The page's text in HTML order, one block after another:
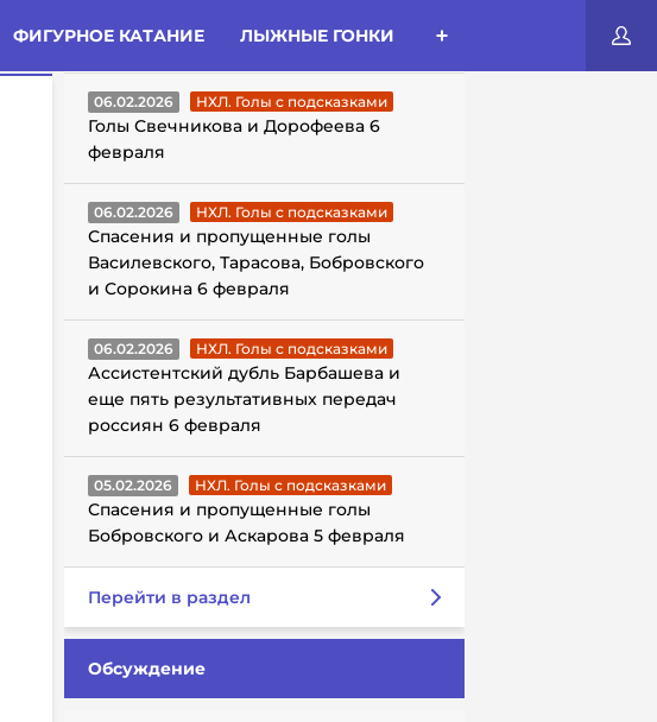
ФИГУРНОЕ КАТАНИЕ ЛЫЖНЫЕ ГОНКИ
ГОЛЫ С ПОДСКАЗКАМИ
06.02.2026 НХЛ. Голы с подсказками
Голы Свечникова и Дорофеева 6
февраля
06.02.2026 НХЛ. Голы с подсказками
Спасения и пропущенные голы
Василевского, Тарасова, Бобровского
и Сорокина 6 февраля
06.02.2026 НХЛ. Голы с подсказками
Ассистентский дубль Барбашева и
еще пять результативных передач
россиян 6 февраля
05.02.2026 НХЛ. Голы с подсказками
Спасения и пропущенные голы
Бобровского и Аскарова 5 февраля
Перейти в раздел
Обсуждение